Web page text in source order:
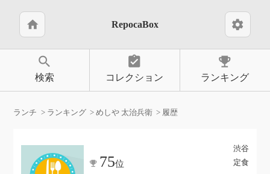
home RepocaBox settings
search
検索
assignment_turned_in
コレクション
emoji_events
ランキング
ランチ ランキング めしや 太治兵衛 履歴
渋谷
定食
75位